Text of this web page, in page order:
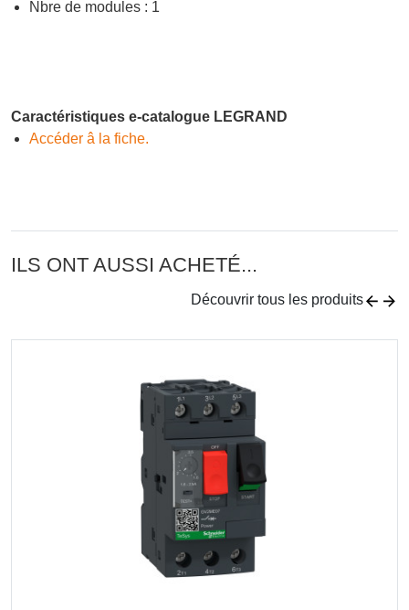
Nbre de modules : 1
Caractéristiques e-catalogue LEGRAND
Accéder â la fiche.
ILS ONT AUSSI ACHETÉ...
Découvrir tous les produits